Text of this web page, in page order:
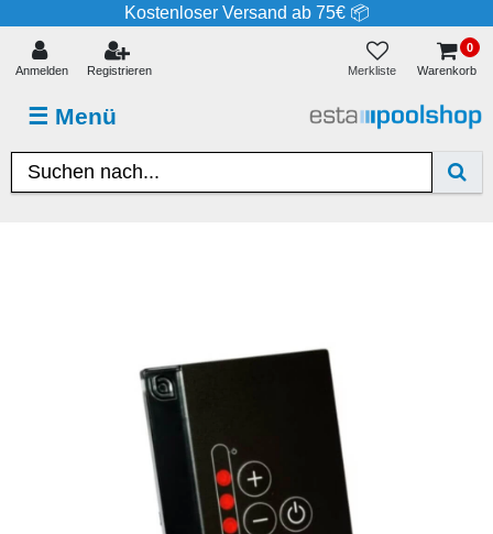
Kostenloser Versand ab 75€ 📦
☰ Menü
Anmelden Registrieren Merkliste
0
Warenkorb